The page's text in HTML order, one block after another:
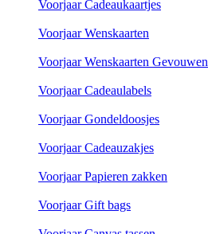
Voorjaar Cadeaukaartjes
Voorjaar Wenskaarten
Voorjaar Wenskaarten Gevouwen
Voorjaar Cadeaulabels
Voorjaar Gondeldoosjes
Voorjaar Cadeauzakjes
Voorjaar Papieren zakken
Voorjaar Gift bags